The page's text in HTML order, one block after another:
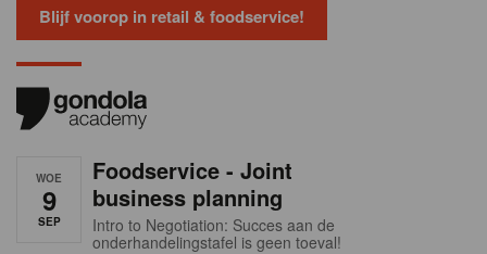
Blijf voorop in retail & foodservice!
WOE
9
SEP
Foodservice - Joint
business planning
Intro to Negotiation: Succes aan de
onderhandelingstafel is geen toeval!